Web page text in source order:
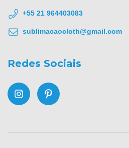
+55 21 964403083
sublimacaocloth@gmail.com
Redes Sociais